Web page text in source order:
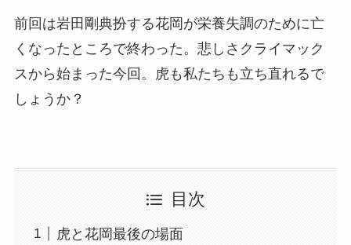
前回は岩田剛典扮する花岡が栄養失調のために亡
くなったところで終わった。悲しさクライマック
スから始まった今回。虎も私たちも立ち直れるで
しょうか？
目次
虎と花岡最後の場面